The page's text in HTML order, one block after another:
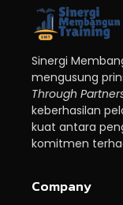
Sinergi
mengusung
Through
keberhasilan
kuat antara
komitmen
Company